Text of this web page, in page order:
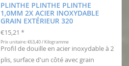
PLINTHE PLINTHE PLINTHE
1,0MM 2X ACIER INOXYDABLE
GRAIN EXTÉRIEUR 320
€15,21 *
Prix unitaire: €63,40 / Kilogramme
Profil de douille en acier inoxydable à 2
plis, surface d'un côté avec grain